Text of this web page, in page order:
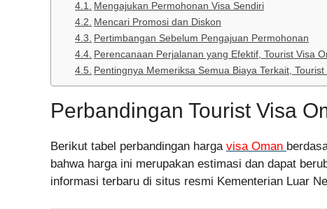
Mengajukan Permohonan Visa Sendiri
Mencari Promosi dan Diskon
Pertimbangan Sebelum Pengajuan Permohonan
Perencanaan Perjalanan yang Efektif, Tourist Visa
Pentingnya Memeriksa Semua Biaya Terkait,
Perbandingan Tourist Visa
Berikut tabel perbandingan harga visa Oman
bahwa harga ini merupakan estimasi dan dapat
informasi terbaru di situs resmi Kementerian Luar